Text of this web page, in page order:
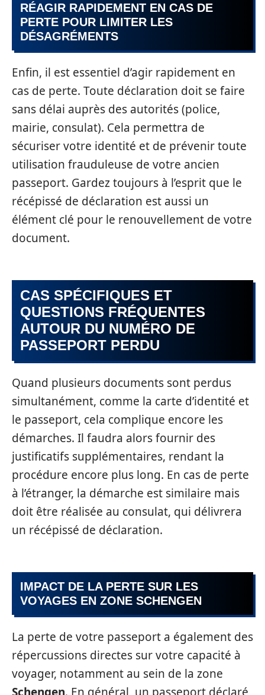
RÉAGIR RAPIDEMENT EN CAS DE
PERTE POUR LIMITER LES
DÉSAGRÉMENTS
Enfin, il est essentiel d’agir rapidement en
cas de perte. Toute déclaration doit se faire
sans délai auprès des autorités (police,
mairie, consulat). Cela permettra de
sécuriser votre identité et de prévenir toute
utilisation frauduleuse de votre ancien
passeport. Gardez toujours à l’esprit que le
récépissé de déclaration est aussi un
élément clé pour le renouvellement de votre
document.
CAS SPÉCIFIQUES ET
QUESTIONS FRÉQUENTES
AUTOUR DU NUMÉRO DE
PASSEPORT PERDU
Quand plusieurs documents sont perdus
simultanément, comme la carte d’identité et
le passeport, cela complique encore les
démarches. Il faudra alors fournir des
justificatifs supplémentaires, rendant la
procédure encore plus long. En cas de perte
à l’étranger, la démarche est similaire mais
doit être réalisée au consulat, qui délivrera
un récépissé de déclaration.
IMPACT DE LA PERTE SUR LES
VOYAGES EN ZONE SCHENGEN
La perte de votre passeport a également des
répercussions directes sur votre capacité à
voyager, notamment au sein de la zone